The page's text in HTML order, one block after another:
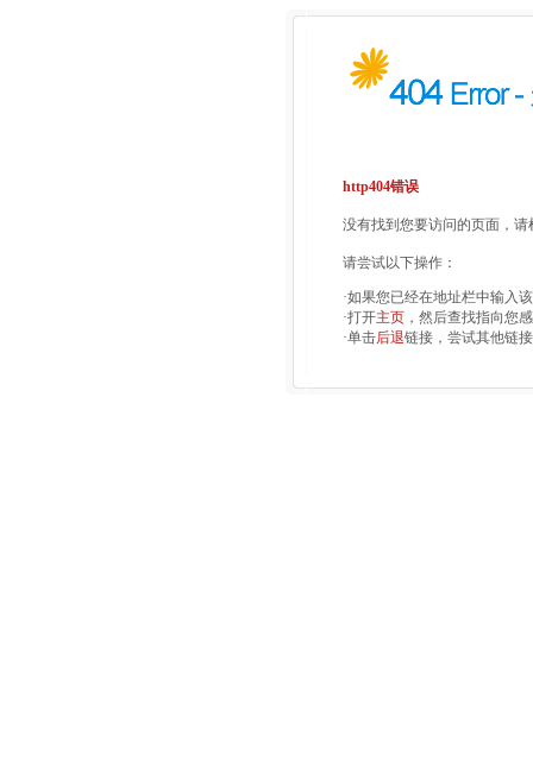
http404错误
没有找到您要访问的页面，
请尝试以下操作：
·如果您已经在地址栏中输入
·打开主页 ，然后查找指向您
·单击后退链接，尝试其他链